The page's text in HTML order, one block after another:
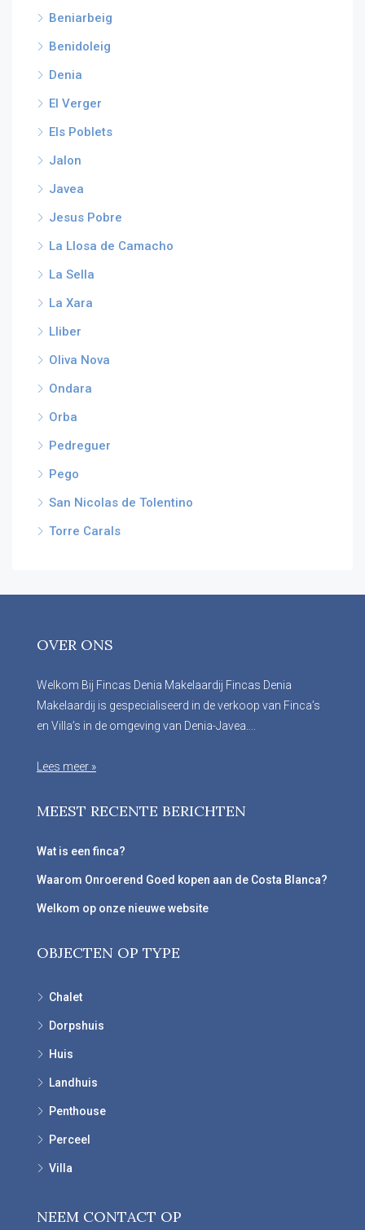
Beniarbeig
Benidoleig
Denia
El Verger
Els Poblets
Jalon
Javea
Jesus Pobre
La Llosa de Camacho
La Sella
La Xara
Lliber
Oliva Nova
Ondara
Orba
Pedreguer
Pego
San Nicolas de Tolentino
Torre Carals
OVER ONS
Welkom Bij Fincas Denia Makelaardij Fincas Denia
Makelaardij is gespecialiseerd in de verkoop van Finca’s
en Villa’s in de omgeving van Denia-Javea....
Lees meer »
MEEST RECENTE BERICHTEN
Wat is een finca?
Waarom Onroerend Goed kopen aan de Costa Blanca?
Welkom op onze nieuwe website
OBJECTEN OP TYPE
Chalet
Dorpshuis
Huis
Landhuis
Penthouse
Perceel
Villa
NEEM CONTACT OP